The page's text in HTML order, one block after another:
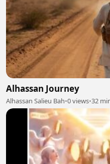
Alhassan Journey
Alhassan Salieu Bah•0 views•32